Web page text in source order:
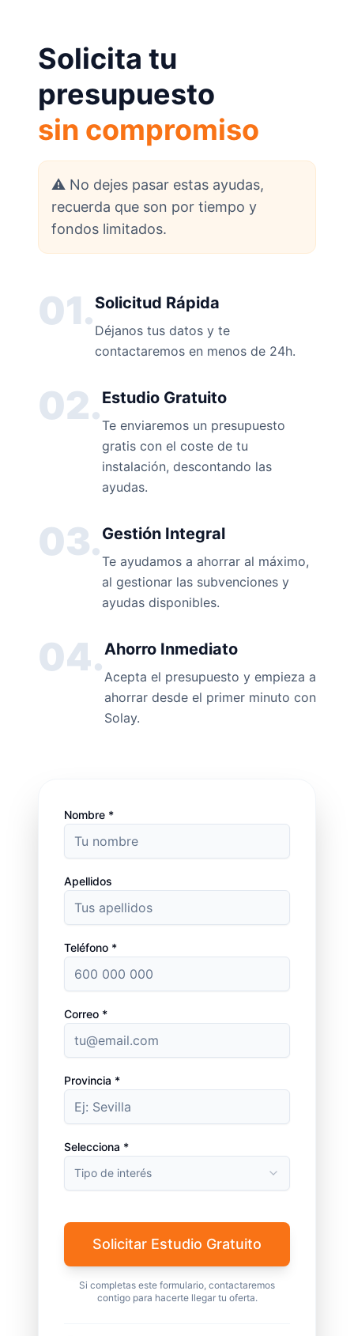
Solicita tu
presupuesto
sin compromiso
⚠️ No dejes pasar estas ayudas,
recuerda que son por tiempo y
fondos limitados.
01.Solicitud Rápida
Déjanos tus datos y te
contactaremos en menos de 24h.
02.Estudio Gratuito
Te enviaremos un presupuesto
gratis con el coste de tu
instalación, descontando las
ayudas.
03.Gestión Integral
Te ayudamos a ahorrar al máximo,
al gestionar las subvenciones y
ayudas disponibles.
04.Ahorro Inmediato
Acepta el presupuesto y empieza a
ahorrar desde el primer minuto con
Solay.
Nombre *
Apellidos
Teléfono *
Correo *
Provincia *
Selecciona *
Tipo de interés
Solicitar Estudio Gratuito
Si completas este formulario, contactaremos
contigo para hacerte llegar tu oferta.